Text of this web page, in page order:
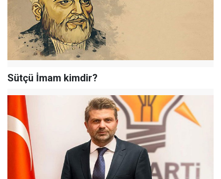
Sütçü İmam kimdir?